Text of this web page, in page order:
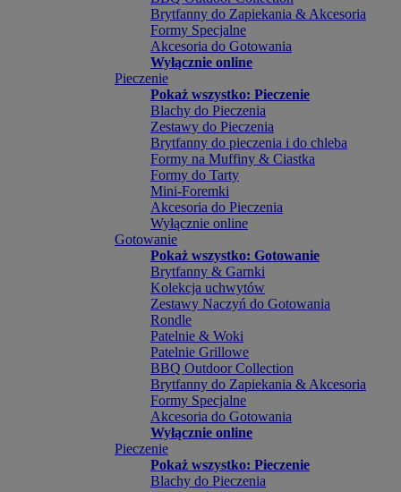
Brytfanny do Zapiekania & Akcesoria
Formy Specjalne
Akcesoria do Gotowania
Wyłącznie online
Pieczenie
Pokaż wszystko: Pieczenie
Blachy do Pieczenia
Zestawy do Pieczenia
Brytfanny do pieczenia i do chleba
Formy na Muffiny & Ciastka
Formy do Tarty
Mini-Foremki
Akcesoria do Pieczenia
Wyłącznie online
Gotowanie
Pokaż wszystko: Gotowanie
Brytfanny & Garnki
Kolekcja uchwytów
Zestawy Naczyń do Gotowania
Rondle
Patelnie & Woki
Patelnie Grillowe
BBQ Outdoor Collection
Brytfanny do Zapiekania & Akcesoria
Formy Specjalne
Akcesoria do Gotowania
Wyłącznie online
Pieczenie
Pokaż wszystko: Pieczenie
Blachy do Pieczenia